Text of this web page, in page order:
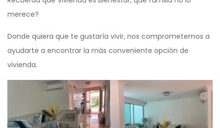
merece?
Donde quiera que te gustaría vivir, nos comprometemos a
ayudarte a encontrar la más conveniente opción de
vivienda.